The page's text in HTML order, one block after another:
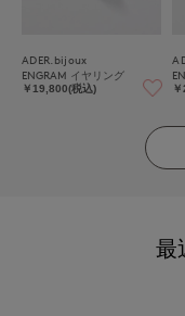
ADER.bijoux
ENGRAM イヤリング
￥19,800(税込)
最